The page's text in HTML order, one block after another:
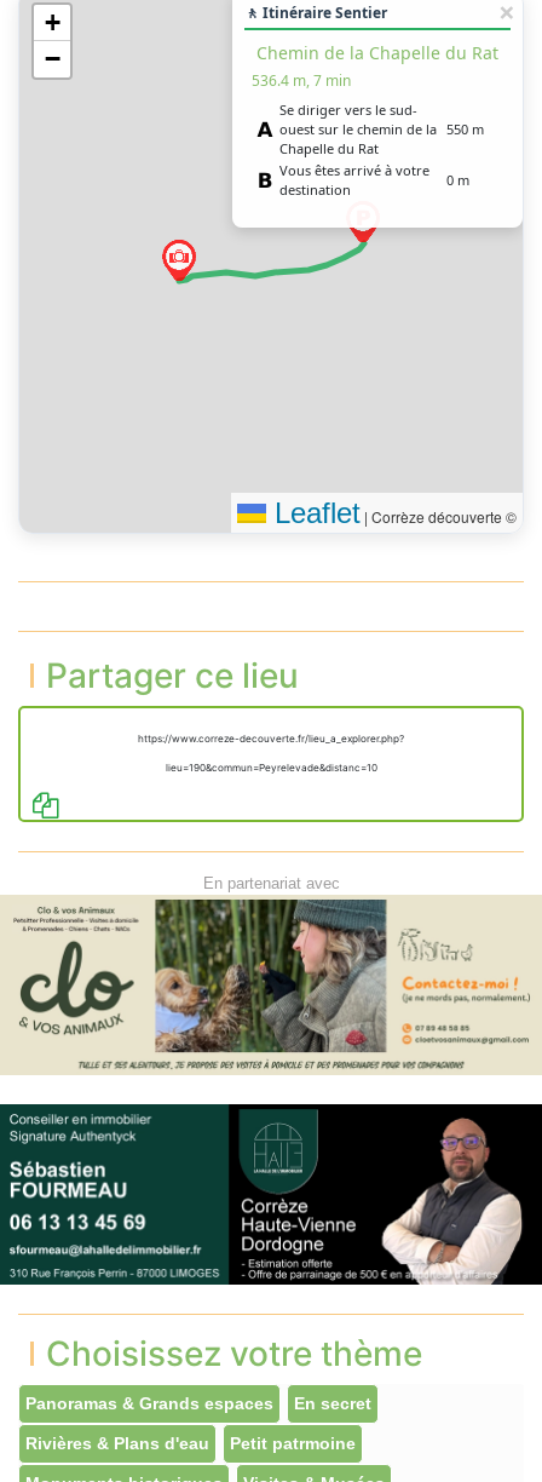
+
−
🚶 Itinéraire Sentier
Chemin de la Chapelle du Rat
536.4 m, 7 min
Se diriger vers le sud-
ouest sur le chemin de la
Chapelle du Rat
550 m
Vous êtes arrivé à votre
destination
0 m
Leaflet | Corrèze découverte ©
Partager ce lieu
https://www.correze-decouverte.fr/lieu_a_explorer.php?
lieu=190&commun=Peyrelevade&distanc=10
En partenariat avec
Choisissez votre thème
Panoramas & Grands espaces En secret
Rivières & Plans d'eau Petit patrmoine